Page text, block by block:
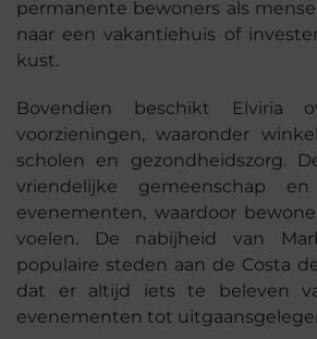
permanente bewoners als
naar een vakantiehuis of
kust.
Bovendien beschikt Elviria
voorzieningen, waaronder
scholen en gezondheidszorg.
vriendelijke gemeenschap
evenementen, waardoor
voelen. De nabijheid van
populaire steden aan de Costa
dat er altijd iets te beleven
evenementen tot